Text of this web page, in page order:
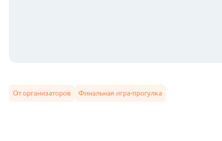
От организаторов Финальная игра-прогулка